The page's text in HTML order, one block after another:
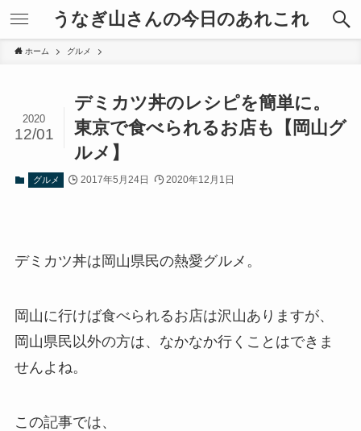
うなぎ山さんの今日のあれこれ
ホーム グルメ
デミカツ丼のレシピを簡単に。
東京で食べられるお店も【岡山グ
ルメ】
2020
12/01
グルメ 2017年5月24日 2020年12月1日
デミカツ丼は岡山県民の熱愛グルメ。
岡山に行けば食べられるお店は沢山ありますが、
岡山県民以外の方は、なかなか行くことはできま
せんよね。
この記事では、